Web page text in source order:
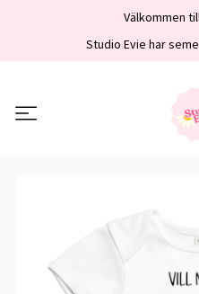
Välkommen
Studio Evie har